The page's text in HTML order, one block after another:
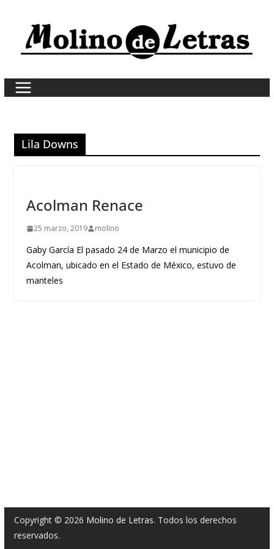
content
Lila Downs
Acolman Renace
25 marzo, 2019 molino
Gaby García El pasado 24 de Marzo el municipio de
Acolman, ubicado en el Estado de México, estuvo de
manteles
Copyright © 2026 Molino de Letras. Todos los derechos
reservados.